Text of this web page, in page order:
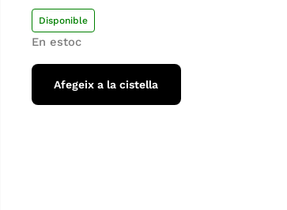
Disponible
En estoc
Afegeix a la cistella